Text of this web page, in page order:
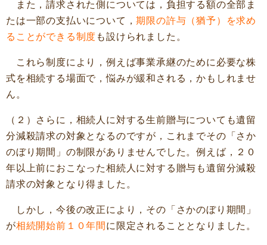
また，請求された側については，負担する額の全部ま
たは一部の支払いについて，期限の許与（猶予）を求め
ることができる制度 も設けられました。
これら制度により，例えば事業承継のために必要な株
式を相続する場面で，悩みが緩和される，かもしれませ
ん。
（２）さらに，相続人に対する生前贈与についても遺留
分減殺請求の対象となるのですが，これまでその「さか
のぼり期間」の制限がありませんでした。例えば，２０
年以上前におこなった相続人に対する贈与も遺留分減殺
請求の対象となり得ました。
しかし，今後の改正により，その「さかのぼり期間」
が相続開始前１０年間 に限定されることとなりました。